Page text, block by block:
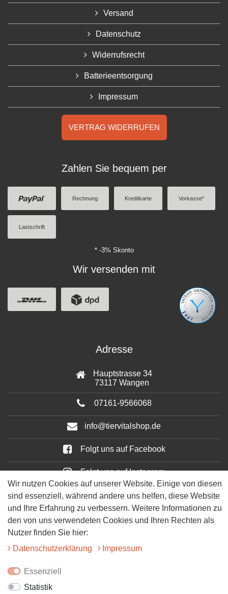
Versand
Datenschutz
Widerrufsrecht
Batterieentsorgung
Impressum
VERTRAG WIDERRUFEN
Zahlen Sie bequem per
Rechnung Kreditkarte Vorkasse*
Lastschrift
* -3% Skonto
Wir versenden mit
Adresse
Hauptstrasse 34
73117 Wangen
07161-9566068
info@tiervitalshop.de
Folgt uns auf Facebook
Folgt uns auf Instagram
Wir nutzen Cookies auf unserer Website. Einige von diesen
sind essenziell, während andere uns helfen, diese Website
und Ihre Erfahrung zu verbessern. Weitere Informationen zu
den von uns verwendeten Cookies und Ihren Rechten als
Nutzer finden Sie hier:
Daten­schutz­erklärung
Impressum
Essenziell
Statistik